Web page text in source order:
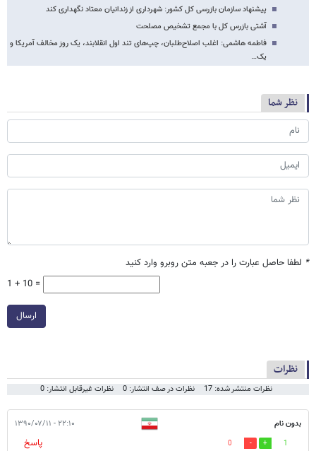
پیشنهاد سازمان بازرسی کل کشور: شهرداری از زندانیان معتاد نگهداری کند
آشتی بازرس کل با مجمع تشخیص مصلحت
فاطمه هاشمی: اغلب اصلاح‌طلبان، چپ‌های تند اول انقلابند، یک روز مخالف آمریکا و
یک‌…
نظر شما
* لطفا حاصل عبارت را در جعبه متن روبرو وارد کنید
1 + 10 =
ارسال
نظرات
نظرات منتشر شده: 17 نظرات در صف انتشار: 0 نظرات غیرقابل انتشار: 0
بدون نام ۲۲:۱۰ - ۱۳۹۰/۰۷/۱۱
1
0
پاسخ